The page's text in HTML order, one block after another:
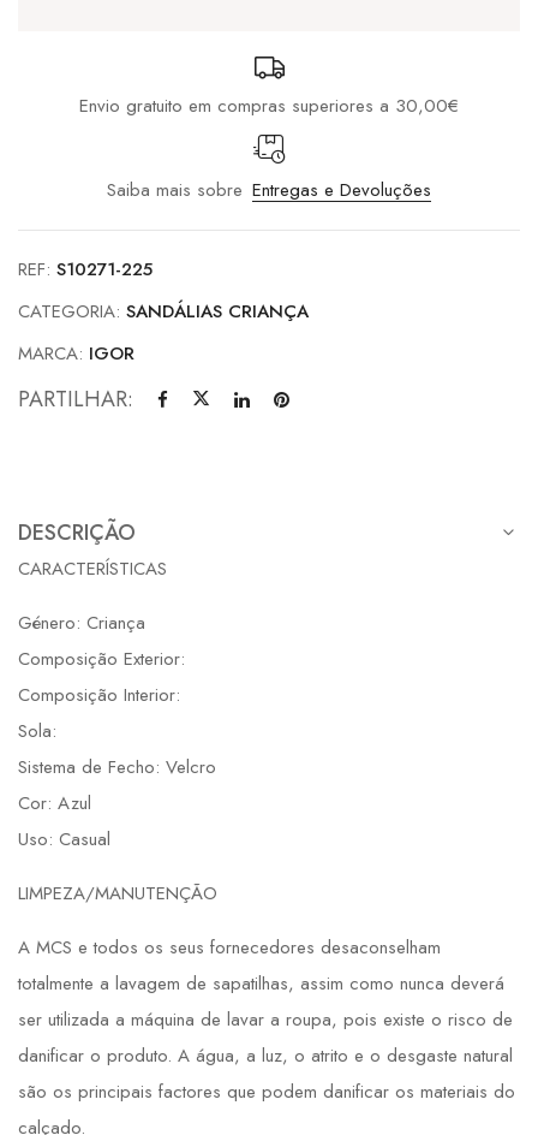
Envio gratuito em compras superiores a 30,00€
Saiba mais sobre Entregas e Devoluções
REF: S10271-225
CATEGORIA: SANDÁLIAS CRIANÇA
MARCA: IGOR
PARTILHAR:
DESCRIÇÃO
CARACTERÍSTICAS
Género: Criança
Composição Exterior:
Composição Interior:
Sola:
Sistema de Fecho: Velcro
Cor: Azul
Uso: Casual
LIMPEZA/MANUTENÇÃO
A MCS e todos os seus fornecedores desaconselham
totalmente a lavagem de sapatilhas, assim como nunca deverá
ser utilizada a máquina de lavar a roupa, pois existe o risco de
danificar o produto. A água, a luz, o atrito e o desgaste natural
são os principais factores que podem danificar os materiais do
calçado.